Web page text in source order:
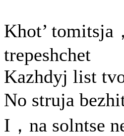
Khot’ tomitsja
trepeshchet
Kazhdyj list
No struja
I，na solntse